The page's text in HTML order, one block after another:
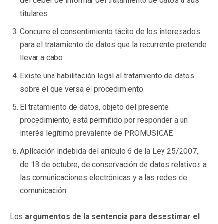
titulares
Concurre el consentimiento tácito de los interesados
para el tratamiento de datos que la recurrente pretende
llevar a cabo
Existe una habilitación legal al tratamiento de datos
sobre el que versa el procedimiento.
El tratamiento de datos, objeto del presente
procedimiento, está permitido por responder a un
interés legítimo prevalente de PROMUSICAE
Aplicación indebida del artículo 6 de la Ley 25/2007,
de 18 de octubre, de conservación de datos relativos a
las comunicaciones electrónicas y a las redes de
comunicación.
Los argumentos de la sentencia para desestimar el